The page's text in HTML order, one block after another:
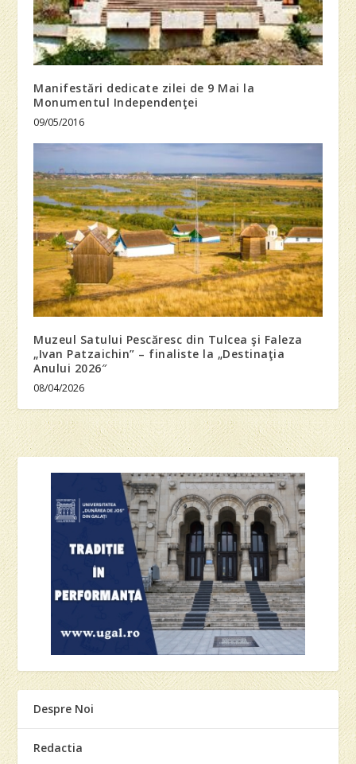
Manifestări dedicate zilei de 9 Mai la
Monumentul Independenţei
09/05/2016
Muzeul Satului Pescăresc din Tulcea şi Faleza
„Ivan Patzaichin” – finaliste la „Destinaţia
Anului 2026″
08/04/2026
Despre Noi
Redactia